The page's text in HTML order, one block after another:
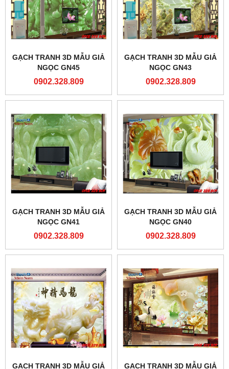
GẠCH TRANH 3D MẪU GIẢ
NGỌC GN45
0902.328.809
GẠCH TRANH 3D MẪU GIẢ
NGỌC GN43
0902.328.809
GẠCH TRANH 3D MẪU GIẢ
NGỌC GN41
0902.328.809
GẠCH TRANH 3D MẪU GIẢ
NGỌC GN40
0902.328.809
GẠCH TRANH 3D MẪU GIẢ
GẠCH TRANH 3D MẪU GIẢ